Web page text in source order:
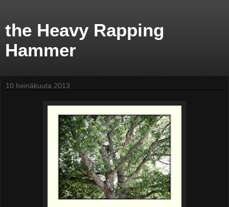
the Heavy Rapping
Hammer
10 heinäkuuta 2013